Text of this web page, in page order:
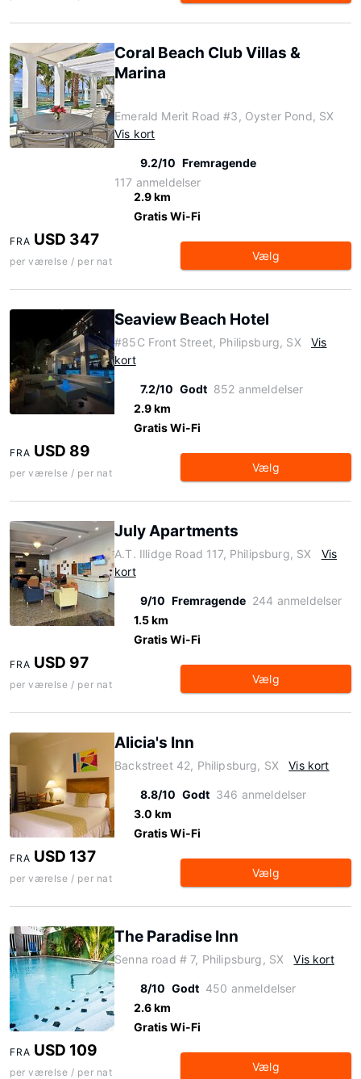
Coral Beach Club Villas &
Marina
Emerald Merit Road #3, Oyster Pond, SX
Vis kort
9.2/10 Fremragende
117 anmeldelser
2.9 km
Gratis Wi-Fi
FRA USD 347
per værelse / per nat Vælg
Seaview Beach Hotel
#85C Front Street, Philipsburg, SX
Vis
kort
7.2/10 Godt 852 anmeldelser
2.9 km
Gratis Wi-Fi
FRA USD 89
per værelse / per nat Vælg
July Apartments
A.T. Illidge Road 117, Philipsburg, SX
Vis
kort
9/10 Fremragende 244 anmeldelser
1.5 km
Gratis Wi-Fi
FRA USD 97
per værelse / per nat Vælg
Alicia's Inn
Backstreet 42, Philipsburg, SX Vis kort
8.8/10 Godt 346 anmeldelser
3.0 km
Gratis Wi-Fi
FRA USD 137
per værelse / per nat Vælg
The Paradise Inn
Senna road # 7, Philipsburg, SX Vis kort
8/10 Godt 450 anmeldelser
2.6 km
Gratis Wi-Fi
FRA USD 109
per værelse / per nat Vælg